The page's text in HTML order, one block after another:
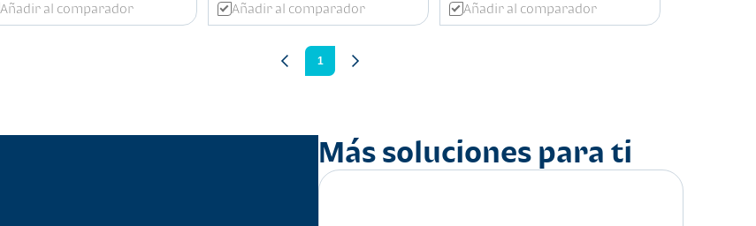
Añadir al comparador Añadir al comparador Añadir al comparador
1
Más soluciones para ti